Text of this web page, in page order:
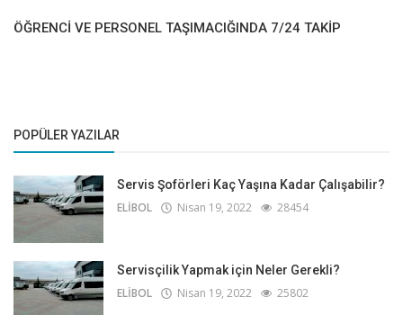
ÖĞRENCİ VE PERSONEL TAŞIMACIĞINDA 7/24 TAKİP
POPÜLER YAZILAR
Servis Şoförleri Kaç Yaşına Kadar Çalışabilir?
ELİBOL Nisan 19, 2022 28454
Servisçilik Yapmak için Neler Gerekli?
ELİBOL Nisan 19, 2022 25802